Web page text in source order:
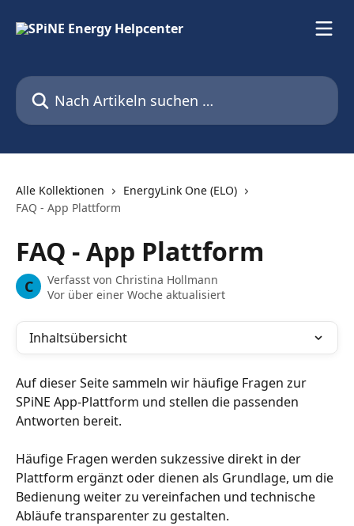
Nach Artikeln suchen …
Alle Kollektionen
EnergyLink One (ELO)
FAQ - App Plattform
FAQ - App Plattform
C Verfasst von Christina Hollmann
Vor über einer Woche aktualisiert
Inhaltsübersicht
Auf dieser Seite sammeln wir häufige Fragen zur
SPiNE App-Plattform und stellen die passenden
Antworten bereit.
Häufige Fragen werden sukzessive direkt in der
Plattform ergänzt oder dienen als Grundlage, um die
Bedienung weiter zu vereinfachen und technische
Abläufe transparenter zu gestalten.